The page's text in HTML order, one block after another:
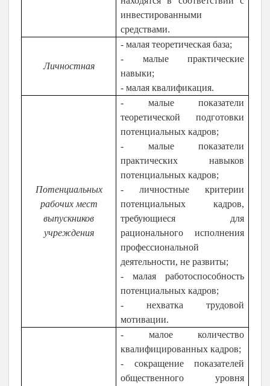
инвестированными
средствами.
Личностная
- малая теоретическая база;
- малые практические
навыки;
- малая квалификация.
Потенциальных
рабочих мест
выпускников
учреждения
- малые показатели
теоретической подготовки
потенциальных кадров;
- малые показатели
практических навыков
потенциальных кадров;
- личностные критерии
потенциальных кадров,
требующиеся для
рационального исполнения
профессиональной
деятельности, не развиты;
- малая работоспособность
потенциальных кадров;
- нехватка трудовой
мотивации.
- малое количество
квалифицированных кадров;
- сокращение показателей
общественного уровня